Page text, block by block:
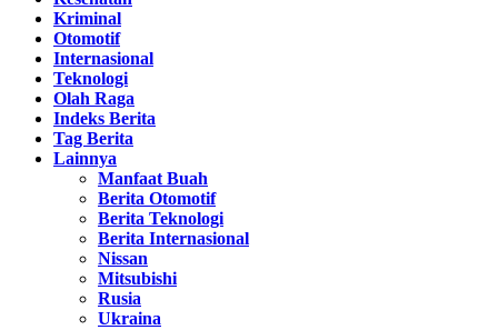
Kriminal
Otomotif
Internasional
Teknologi
Olah Raga
Indeks Berita
Tag Berita
Lainnya
Manfaat Buah
Berita Otomotif
Berita Teknologi
Berita Internasional
Nissan
Mitsubishi
Rusia
Ukraina